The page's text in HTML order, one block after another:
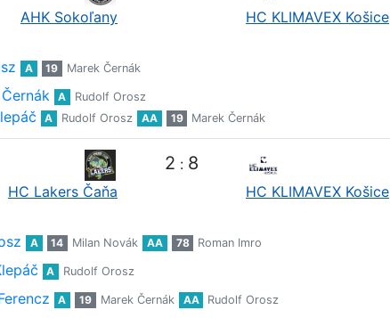
AHK Sokoľany HC KLIMAVEX Košice
A 19 Marek Černák
A
Rudolf Orosz
A Rudolf Orosz AA 19 Marek Černák
HC Lakers Čaňa
2 : 8
HC KLIMAVEX Košice
A 14 Milan Novák AA 78 Roman Imro
A Rudolf Orosz
A 19 Marek Černák AA Rudolf Orosz